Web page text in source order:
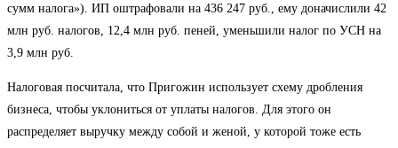
сумм налога»). ИП оштрафовали на 436 247 руб., ему доначислили 42
млн руб. налогов, 12,4 млн руб. пеней, уменьшили налог по УСН на
3,9 млн руб.
Налоговая посчитала, что Пригожин использует схему дробления
бизнеса, чтобы уклониться от уплаты налогов. Для этого он
распределяет выручку между собой и женой, у которой тоже есть